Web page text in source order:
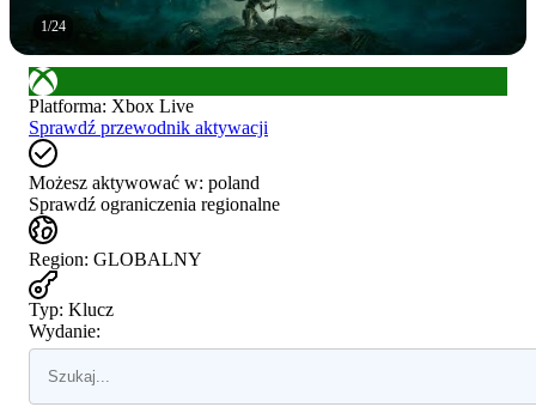
1/24
Platforma: Xbox Live
Sprawdź przewodnik aktywacji
Możesz aktywować w: poland
Sprawdź ograniczenia regionalne
Region: GLOBALNY
Typ: Klucz
Wydanie: